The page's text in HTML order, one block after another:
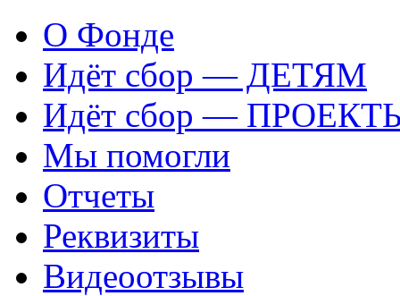
О Фонде
Идёт сбор — ДЕТЯМ
Идёт сбор —
Мы помогли
Отчеты
Реквизиты
Видеоотзывы